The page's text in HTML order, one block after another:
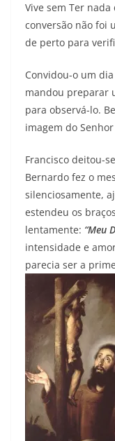
Vive sem Ter
conversão não foi
de perto para
Convidou-o um
mandou preparar
para observá-lo.
imagem do
Francisco deitou-
Bernardo fez o
silenciosamente,
estendeu os
lentamente: “Meu
intensidade e
parecia ser a